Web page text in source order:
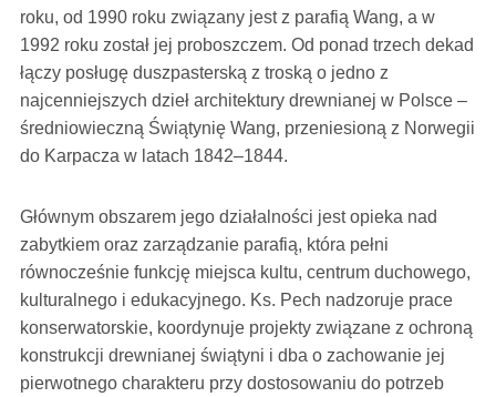
roku, od 1990 roku związany jest z parafią Wang, a w
1992 roku został jej proboszczem. Od ponad trzech dekad
łączy posługę duszpasterską z troską o jedno z
najcenniejszych dzieł architektury drewnianej w Polsce –
średniowieczną Świątynię Wang, przeniesioną z Norwegii
do Karpacza w latach 1842–1844.
Głównym obszarem jego działalności jest opieka nad
zabytkiem oraz zarządzanie parafią, która pełni
równocześnie funkcję miejsca kultu, centrum duchowego,
kulturalnego i edukacyjnego. Ks. Pech nadzoruje prace
konserwatorskie, koordynuje projekty związane z ochroną
konstrukcji drewnianej świątyni i dba o zachowanie jej
pierwotnego charakteru przy dostosowaniu do potrzeb